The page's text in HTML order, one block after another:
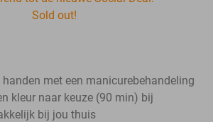
Sold out!
met een manicurebehandeling
kleur naar keuze (90 min) bij
bij jou thuis